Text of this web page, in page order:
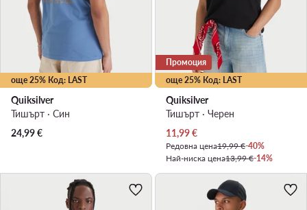
още 25% Код: LAST
Quiksilver
Тишърт · Син
24,99€
още 25% Код: LAST
Промоция
Quiksilver
Тишърт · Черен
Актуална цена
11,99€
Редовна цена19,99 €-40%
Най-ниска цена13,99 €-14%